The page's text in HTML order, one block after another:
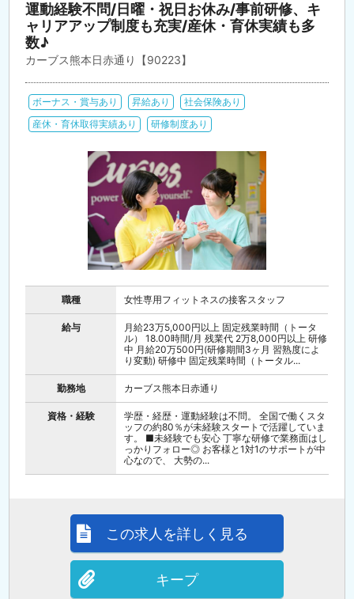
運動経験不問/日曜・祝日お休み/事前研修、キ
ャリアアップ制度も充実/産休・育休実績も多
数♪
カーブス熊本日赤通り【90223】
ボーナス・賞与あり 昇給あり
社会保険あり
産休・育休取得実績あり
研修制度あり
職種 女性専用フィットネスの接客スタッフ
給与
月給23万5,000円以上 固定残業時間（トータ
ル） 18.00時間/月 残業代 2万8,000円以上 研修
中 月給20万500円(研修期間3ヶ月 習熟度によ
り変動) 研修中 固定残業時間（トータル...
勤務地 カーブス熊本日赤通り
資格・経験
学歴・経歴・運動経験は不問。 全国で働くスタ
ッフの約80％が未経験スタートで活躍していま
す。 ■未経験でも安心 丁寧な研修で業務面はし
っかりフォロー◎ お客様と1対1のサポートが中
心なので、 大勢の...
この求人を詳しく見る
キープ